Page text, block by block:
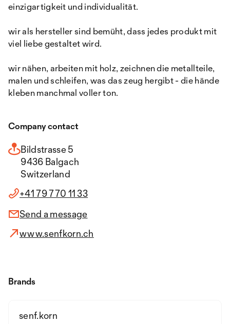
einzigartigkeit und individualität.
wir als hersteller sind bemüht, dass jedes produkt mit
viel liebe gestaltet wird.
wir nähen, arbeiten mit holz, zeichnen die metallteile,
malen und schleifen, was das zeug hergibt - die hände
kleben manchmal voller ton.
Company contact
Bildstrasse 5
9436 Balgach
Switzerland
+41 79 770 11 33
Send a message
www.senfkorn.ch
Brands
senf.korn